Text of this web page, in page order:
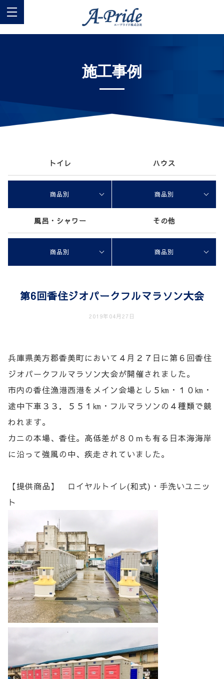
施工事例
トイレ ハウス
商品別 商品別
風呂・シャワー その他
商品別 商品別
第6回香住ジオパークフルマラソン大会
2019年04月27日
兵庫県美方郡香美町において４月２７日に第６回香住
ジオパークフルマラソン大会が開催されました。
市内の香住漁港西港をメイン会場とし５㎞・１０㎞・
途中下車３３．５５１㎞・フルマラソンの４種類で競
われます。
カニの本場、香住。高低差が８０ｍも有る日本海海岸
に沿って強風の中、疾走されていました。
【提供商品】 ロイヤルトイレ(和式)・手洗いユニッ
ト